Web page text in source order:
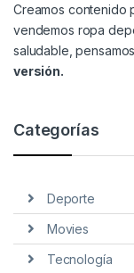
Creamos contenido
vendemos ropa
saludable,
versión.
Categorías
Deporte
Movies
Tecnología